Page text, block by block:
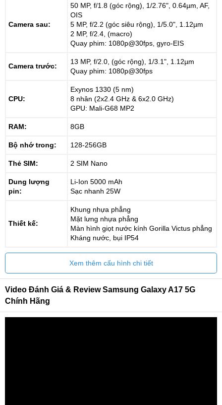
Camera sau:
50 MP, f/1.8 (góc rộng), 1/2.76", 0.64µm, AF,
OIS
5 MP, f/2.2 (góc siêu rộng), 1/5.0", 1.12µm
2 MP, f/2.4, (macro)
Quay phim: 1080p@30fps, gyro-EIS
Camera trước:
13 MP, f/2.0, (góc rộng), 1/3.1", 1.12µm
Quay phim: 1080p@30fps
CPU:
Exynos 1330 (5 nm)
8 nhân (2x2.4 GHz & 6x2.0 GHz)
GPU: Mali-G68 MP2
RAM: 8GB
Bộ nhớ trong: 128-256GB
Thẻ SIM: 2 SIM Nano
Dung lượng
pin:
Li-Ion 5000 mAh
Sạc nhanh 25W
Thiết kế:
Khung nhựa phẳng
Mặt lưng nhựa phẳng
Màn hình giọt nước kính Gorilla Victus phẳng
Kháng nước, bụi IP54
Xem thêm cấu hình chi tiết
Video Đánh Giá & Review Samsung Galaxy A17 5G
Chính Hãng